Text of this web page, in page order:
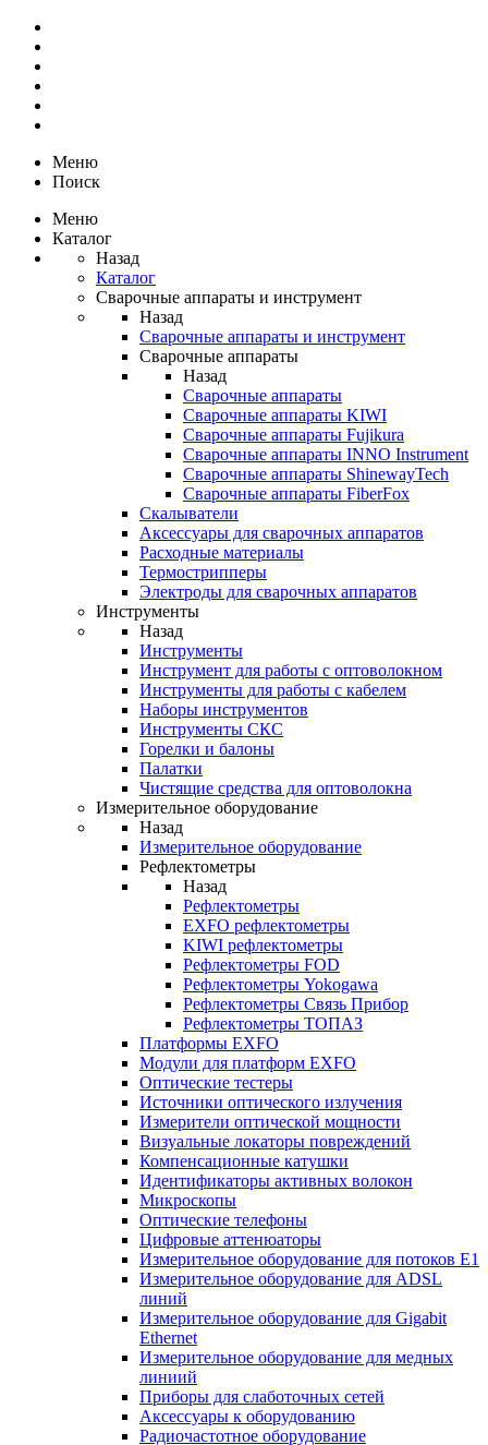
Меню
Поиск
Меню
Каталог
Назад
Каталог
Сварочные аппараты и инструмент
Назад
Сварочные аппараты и инструмент
Сварочные аппараты
Назад
Сварочные аппараты
Сварочные аппараты KIWI
Сварочные аппараты Fujikura
Сварочные аппараты INNO Instrument
Сварочные аппараты ShinewayTech
Cварочные аппараты FiberFox
Скалыватели
Аксессуары для сварочных аппаратов
Расходные материалы
Термострипперы
Электроды для сварочных аппаратов
Инструменты
Назад
Инструменты
Инструмент для работы с оптоволокном
Инструменты для работы с кабелем
Наборы инструментов
Инструменты СКС
Горелки и балоны
Палатки
Чистящие средства для оптоволокна
Измерительное оборудование
Назад
Измерительное оборудование
Рефлектометры
Назад
Рефлектометры
EXFO рефлектометры
KIWI рефлектометры
Рефлектометры FOD
Рефлектометры Yokogawa
Рефлектометры Связь Прибор
Рефлектометры ТОПАЗ
Платформы EXFO
Модули для платформ EXFO
Оптические тестеры
Источники оптического излучения
Измерители оптической мощности
Визуальные локаторы повреждений
Компенсационные катушки
Идентификаторы активных волокон
Микроскопы
Оптические телефоны
Цифровые аттенюаторы
Измерительное оборудование для потоков Е1
Измерительное оборудование для ADSL
линий
Измерительное оборудование для Gigabit
Ethernet
Измерительное оборудование для медных
линиий
Приборы для слаботочных сетей
Аксессуары к оборудованию
Радиочастотное оборудование